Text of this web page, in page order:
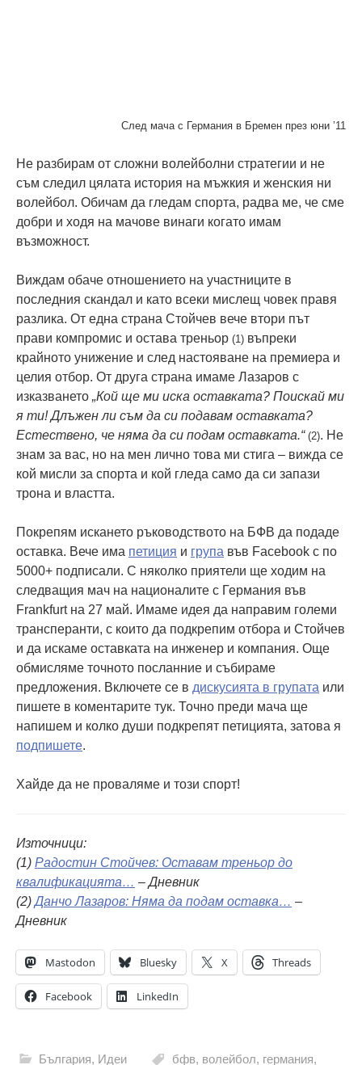
След мача с Германия в Бремен през юни ’11
Не разбирам от сложни волейболни стратегии и не
съм следил цялата история на мъжкия и женския ни
волейбол. Обичам да гледам спорта, радва ме, че сме
добри и ходя на мачове винаги когато имам
възможност.
Виждам обаче отношението на участниците в
последния скандал и като всеки мислещ човек правя
разлика. От една страна Стойчев вече втори път
прави компромис и остава треньор (1) въпреки
крайното унижение и след настояване на премиера и
целия отбор. От друга страна имаме Лазаров с
изказването „Кой ще ми иска оставката? Поискай ми
я ти! Длъжен ли съм да си подавам оставката?
Естествено, че няма да си подам оставката.“ (2). Не
знам за вас, но на мен лично това ми стига – вижда се
кой мисли за спорта и кой гледа само да си запази
трона и властта.
Покрепям искането ръководството на БФВ да подаде
оставка. Вече има петиция и група във Facebook с по
5000+ подписали. С няколко приятели ще ходим на
следващия мач на националите с Германия във
Frankfurt на 27 май. Имаме идея да направим големи
трансперанти, с които да подкрепим отбора и Стойчев
и да искаме оставката на инженер и компания. Още
обмисляме точното посланние и събираме
предложения. Включете се в дискусията в групата или
пишете в коментарите тук. Точно преди мача ще
напишем и колко души подкрепят петицията, затова я
подпишете.
Хайде да не проваляме и този спорт!
Източници:
(1) Радостин Стойчев: Оставам треньор до
квалификацията… – Дневник
(2)Данчо Лазаров: Няма да подам оставка… –
Дневник
Mastodon Bluesky X Threads
Facebook LinkedIn
България, Идеи бфв, волейбол, германия,